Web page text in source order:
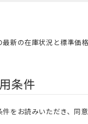
最新の在庫状況と標準価
条件
件をお読みいただき、同